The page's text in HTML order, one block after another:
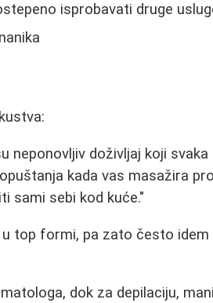
isprobavati druge
neponovljiv doživljaj koji
kada vas masažira
sami sebi kod kuće."
top formi, pa zato često
dok za depilaciju,